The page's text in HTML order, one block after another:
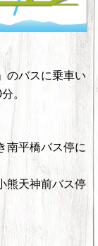
のバスに乗車い
。
南平橋バス停に
熊天神前バス停